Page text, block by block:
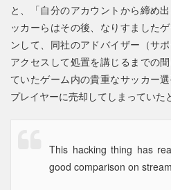
と、「自分のアカウントから締め
ッカーらはその後、なりすました
ンして、同社のアドバイザー（サ
アクセスして処置を講じるまでの
ていたゲーム内の貴重なサッカー
プレイヤーに売却してしまっていた
This hacking thing has
good comparison on